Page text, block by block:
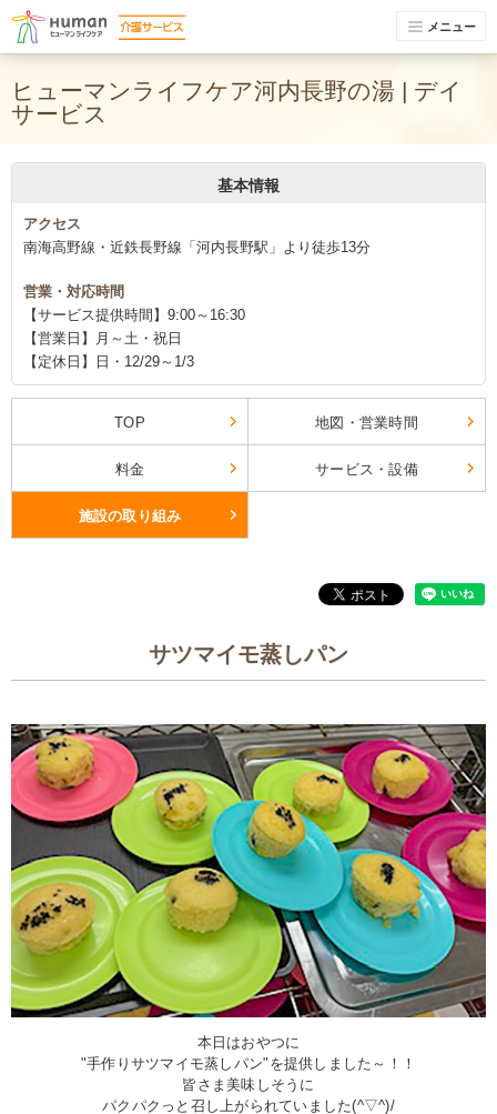
メニュー
ヒューマンライフケア河内長野の湯 | デイ
サービス
基本情報
アクセス
南海高野線・近鉄長野線「河内長野駅」より徒歩13分
営業・対応時間
【サービス提供時間】9:00～16:30
【営業日】月～土・祝日
【定休日】日・12/29～1/3
TOP 地図・営業時間
料金 サービス・設備
施設の取り組み
サツマイモ蒸しパン
本日はおやつに
"手作りサツマイモ蒸しパン"を提供しました～！！
皆さま美味しそうに
パクパクっと召し上がられていました(^▽^)/